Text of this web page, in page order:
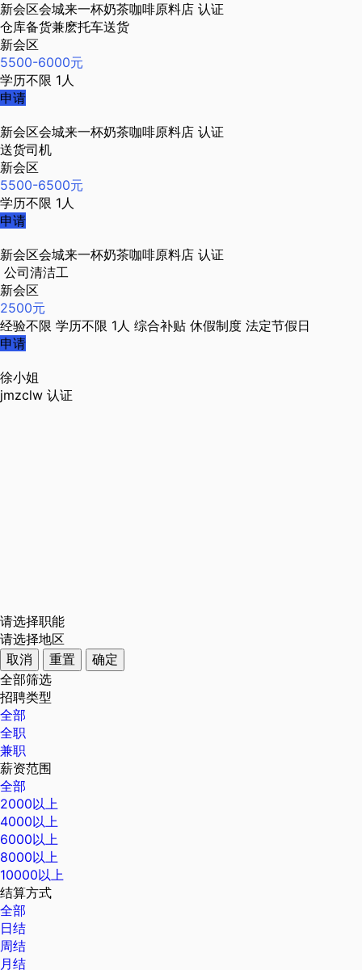
新会区会城来一杯奶茶咖啡原料店 认证
仓库备货兼麽托车送货
新会区
5500-6000元
学历不限 1人
申请
新会区会城来一杯奶茶咖啡原料店 认证
送货司机
新会区
5500-6500元
学历不限 1人
申请
新会区会城来一杯奶茶咖啡原料店 认证
公司清洁工
新会区
2500元
经验不限 学历不限 1人 综合补贴 休假制度 法定节假日
申请
徐小姐
jmzclw 认证
请选择职能
请选择地区
取消
重置
确定
全部筛选
招聘类型
全部
全职
兼职
薪资范围
全部
2000以上
4000以上
6000以上
8000以上
10000以上
结算方式
全部
日结
周结
月结